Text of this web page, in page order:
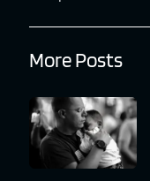
More Posts